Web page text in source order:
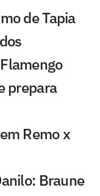
de Tapia
prepara
Remo x
Braune